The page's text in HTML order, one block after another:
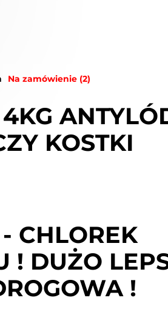
Na zamówienie (2)
KOSTKI
CHLOREK
! DUŻO
!